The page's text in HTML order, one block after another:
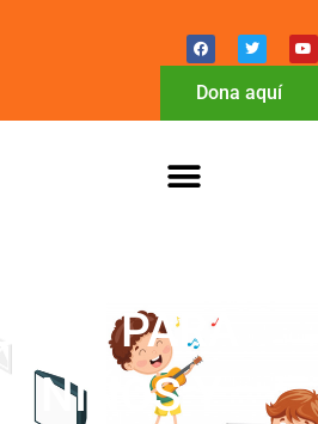
Dona aquí
PARA
NIÑOS Y